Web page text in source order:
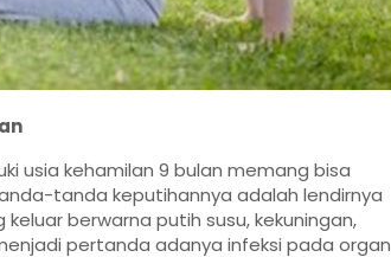
usia kehamilan 9 bulan memang bisa
tanda keputihannya adalah lendirnya
berwarna putih susu, kekuningan,
pertanda adanya infeksi pada organ